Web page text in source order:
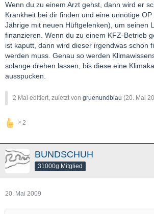
Wenn du zu einem Arzt gehst, dann wird er
Krankheit bei dir finden und eine unnötige
Jährige mit neuen Hüftgelenken), um seinen
finanzieren. Wenn du zu einem KFZ-Betrieb
ist kaputt, dann wird dieser irgendwas schon
werden muss. Genau so werden
solange drehen lassen, bis diese eine
ausspucken.
2 Mal editiert, zuletzt von gruenundblau (20. Mai
2
BUNDSCHUH
31000g Mitglied
20. Mai 2009